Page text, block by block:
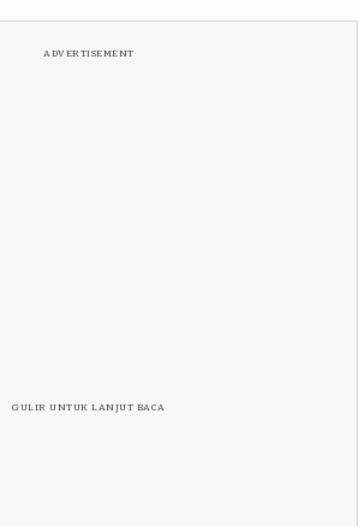
ADVERTISEMENT
GULIR UNTUK LANJUT BACA